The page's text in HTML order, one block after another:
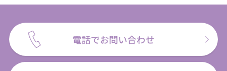
電話でお問い合わせ